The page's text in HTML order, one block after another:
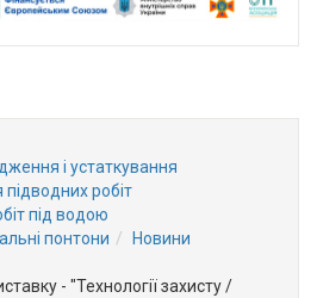
і устаткування
робіт
під водою
понтони
Новини
- "Технології захисту /